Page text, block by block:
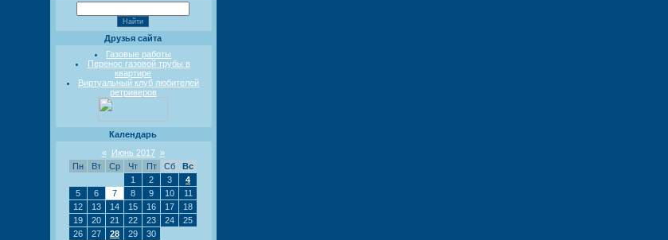
Друзья сайта
Газовые работы
Перенос газовой трубы в
квартире
Виртуальный клуб любителей
ретриверов
Календарь
«
Июнь 2017 »
Пн
Вт Ср Чт Пт Сб
Вс
1
2 3
4
5
6 7 8 9 10
11
12
13 14 15 16 17
18
19
20 21 22 23 24
25
26
27 28 29
30